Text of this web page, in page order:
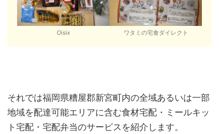
Oisix ワタミの宅食ダイレクト
それでは福岡県糟屋郡新宮町内の全域あるいは一部
地域を配達可能エリアに含む食材宅配・ミールキッ
ト宅配・宅配弁当のサービスを紹介します。